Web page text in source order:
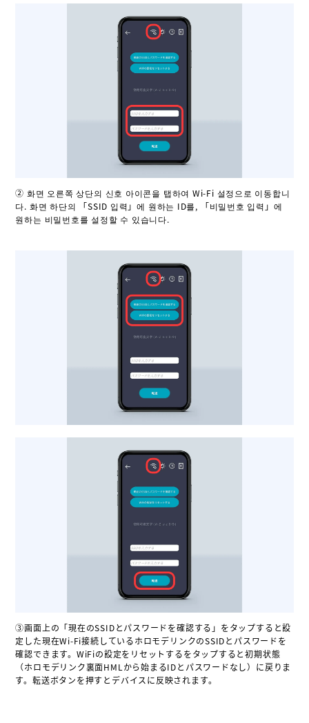
② 화면 오른쪽 상단의 신호 아이콘을 탭하여 Wi-Fi 설정으로 이동합니
다. 화면 하단의 「SSID 입력」에 원하는 ID를, 「비밀번호 입력」에
원하는 비밀번호를 설정할 수 있습니다.
③画面上の「現在のSSIDとパスワードを確認する」をタップすると設
定した現在Wi-Fi接続しているホロモデリンクのSSIDとパスワードを
確認できます。WiFiの設定をリセットするをタップすると初期状態
（ホロモデリンク裏面HMLから始まるIDとパスワードなし）に戻りま
す。転送ボタンを押すとデバイスに反映されます。